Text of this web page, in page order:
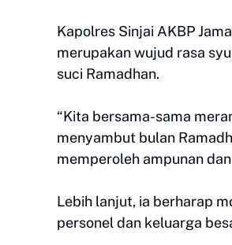
Kapolres Sinjai AKBP
merupakan wujud rasa
suci Ramadhan.
“Kita bersama-sama
menyambut bulan
memperoleh ampunan
Lebih lanjut, ia berharap
personel dan keluarga